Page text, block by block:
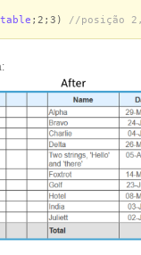
;2;3) //posição